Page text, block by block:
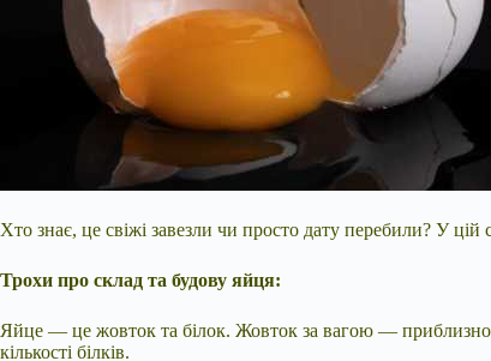
Хто знає, це свіжі завезли чи просто дату перебили? У цій
Трохи про склад та будову яйця:
Яйце — це жовток та білок. Жовток за вагою — приблизно
кількості білків.